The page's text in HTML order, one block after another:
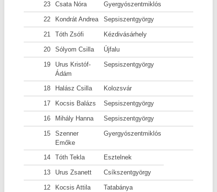
23 Csata Nóra Gyergyószentmiklós
22 Kondrát Andrea Sepsiszentgyörgy
21 Tóth Zsófi Kézdivásárhely
20 Sólyom Csilla Újfalu
19
Urus Kristóf-
Ádám
Sepsiszentgyörgy
18 Halász Csilla Kolozsvár
17 Kocsis Balázs Sepsiszentgyörgy
16 Mihály Hanna Sepsiszentgyörgy
15
Szenner
Emőke
Gyergyószentmiklós
14 Tóth Tekla Esztelnek
13 Urus Zsanett Csíkszentgyörgy
12 Kocsis Attila Tatabánya